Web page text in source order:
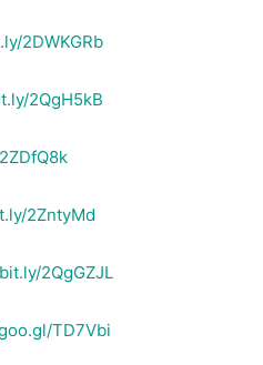
2DWKGRb
2QgH5kB
2ZntyMd
2QgGZJL
TD7Vbi